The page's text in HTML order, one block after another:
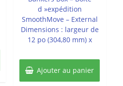
d »expédition
SmoothMove – External
Dimensions : largeur de
12 po (304,80 mm) x
Ajouter au panier